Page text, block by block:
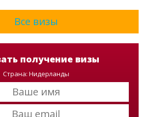
Все визы
получение визы
Страна: Нидерланды